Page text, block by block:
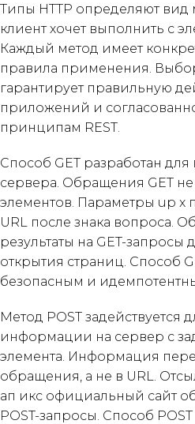
Типы HTTP определяют
клиент хочет выполнить с
Каждый метод имеет
правила применения.
гарантирует правильную
приложений и
принципам REST.
Способ GET разработан
сервера. Обращения GET
элементов. Параметры up x
URL после знака вопроса.
результаты на GET-запросы
открытия страниц. Способ
безопасным и
Метод POST задействуется
информации на сервер с
элемента. Информация
обращения, а не в URL.
ап икс официальный сайт
POST-запросы. Способ